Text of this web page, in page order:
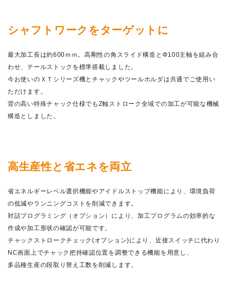
ご利用に際して
ENGLISH
シャフトワークをターゲットに
最大加工長は約600ｍｍ。高剛性の角スライド構造とΦ100主軸を組み合
わせ、テールストックを標準搭載しました。
今お使いのＸＴシリーズ機とチャックやツールホルダは共通でご使用い
ただけます。
背の高い特殊チャック仕様でもZ軸ストローク全域での加工が可能な機械
構造としました。
高生産性と省エネを両立
省エネルギーレベル選択機能やアイドルストップ機能により、環境負荷
の低減やランニングコストを削減できます。
対話プログラミング（オプション）により、加工プログラムの効率的な
作成や加工形状の確認が可能です。
チャックストロークチェック(オプション)により、近接スイッチに代わり
NC画面上でチャック把持確認位置を調整できる機能を用意し、
多品種生産の段取り替え工数を削減します。